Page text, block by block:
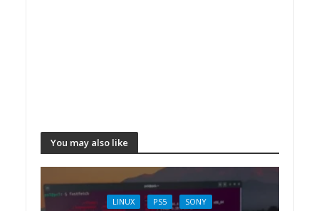
You may also like
LINUX PS5 SONY